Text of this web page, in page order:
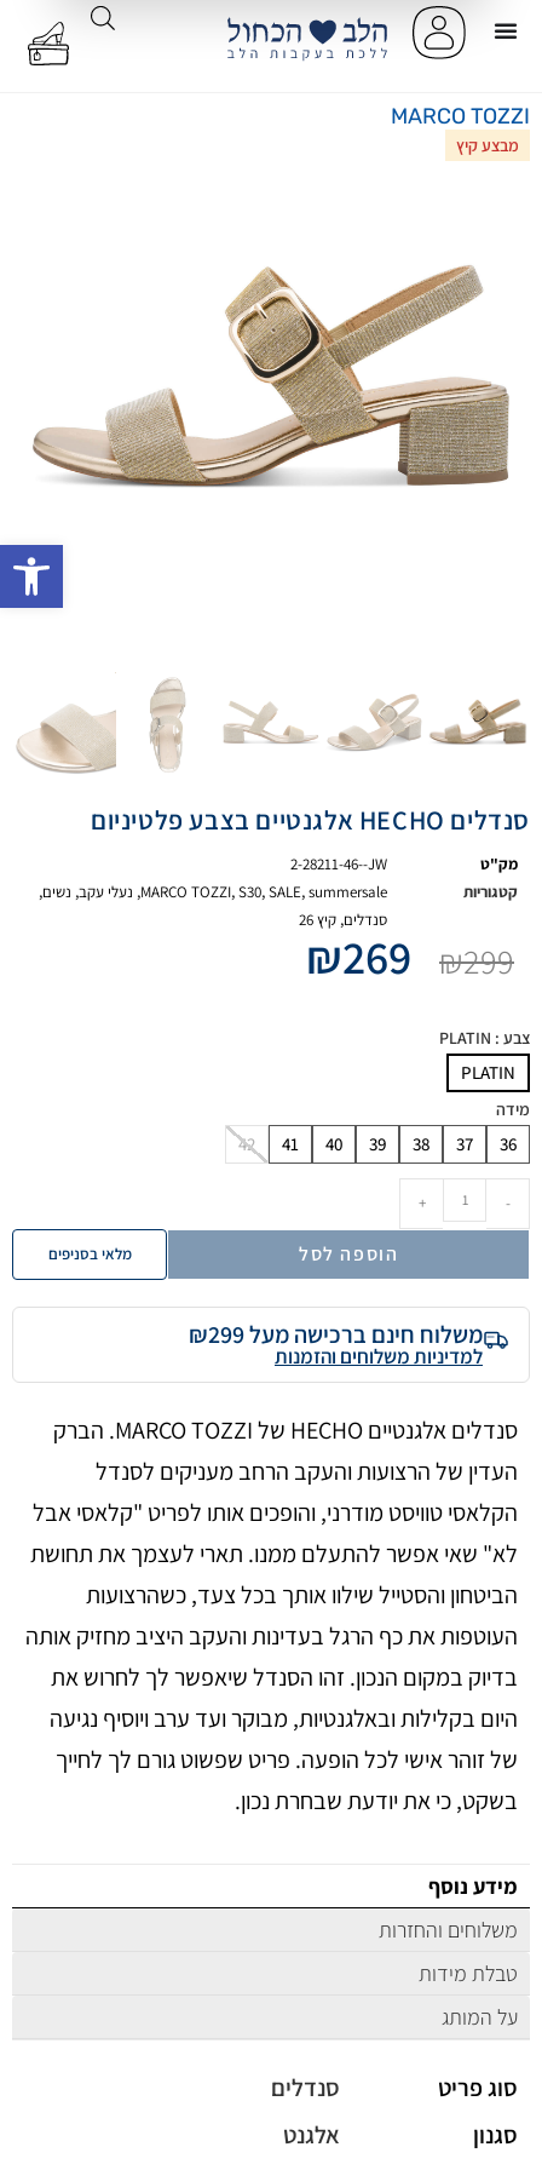
MARCO TOZZI
מבצע קיץ
סנדלים HECHO אלגנטיים בצבע פלטיניום
מק"ט
2-28211-46--JW
קטגוריות
MARCO TOZZI,S30,SALE,summersale
, נעלי עקב, נשים,
סנדלים, קיץ 26
₪299
₪269
צבע : PLATIN
PLATIN
מידה
36
37
38
39
40
41
42
-
+
הוספה לסל מלאי בסניפים
משלוח חינם ברכישה מעל ₪299
למדיניות משלוחים והזמנות
סנדלים אלגנטיים HECHO של MARCO TOZZI. הברק
העדין של הרצועות והעקב הרחב מעניקים לסנדל
הקלאסי טוויסט מודרני, והופכים אותו לפריט "קלאסי אבל
לא" שאי אפשר להתעלם ממנו. תארי לעצמך את תחושת
הביטחון והסטייל שילוו אותך בכל צעד, כשהרצועות
העוטפות את כף הרגל בעדינות והעקב היציב מחזיק אותה
בדיוק במקום הנכון. זהו הסנדל שיאפשר לך לחרוש את
היום בקלילות ובאלגנטיות, מבוקר ועד ערב ויוסיף נגיעה
של זוהר אישי לכל הופעה. פריט שפשוט גורם לך לחייך
בשקט, כי את יודעת שבחרת נכון.
מידע נוסף
משלוחים והחזרות
טבלת מידות
על המותג
סוג פריט
סנדלים
סגנון
אלגנט